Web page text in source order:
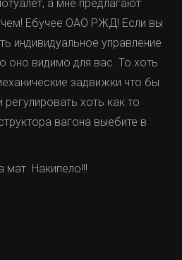
а мне предлагают
Ебучее ОАО РЖД! Если вы
индивидуальное управление
оно видимо для вас. То хоть
задвижки что бы
хоть как то
вагона выебите в
мат. Накипело!!!